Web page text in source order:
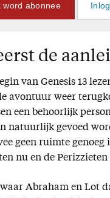
word abonnee
de
van Genesis 13
avontuur weer
een behoorlijk
natuurlijk gevoed
geen ruimte
nu en de
Abraham en Lot